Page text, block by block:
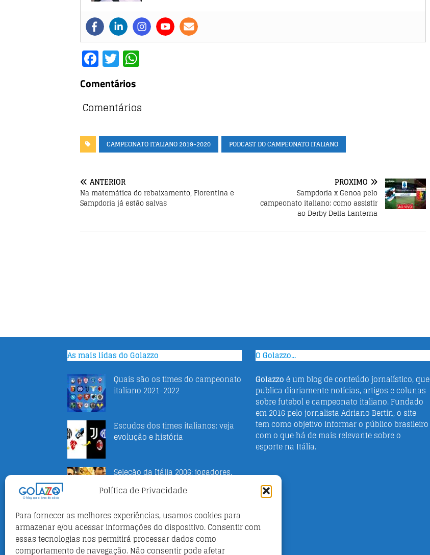
Política de Privacidade
Para fornecer as melhores experiências, usamos cookies para
armazenar e/ou acessar informações do dispositivo. Consentir com
essas tecnologias nos permitirá processar dados como
comportamento de navegação. Não consentir pode afetar
F
a
c
e
o
o
k
T
w
it
tes
p
p
Comentários
Comentários
CAMPEONATO ITALIANO 2019-2020 PODCAST DO CAMPEONATO ITALIANO
ANTERIOR
Na matemática do rebaixamento, Fiorentina e
Sampdoria já estão salvas
PRÓXIMO
Sampdoria x Genoa pelo
campeonato italiano: como assistir
ao Derby Della Lanterna
As mais lidas do Golazzo
Quais são os times do campeonato
italiano 2021-2022
Escudos dos times italianos: veja
evolução e história
Seleção da Itália 2006: jogadores,
Campeonato italiano faz 1 minuto
de silêncio por desabamento de
obra em Florença
O Golazzo...
Golazzo é um blog de conteúdo jornalístico, que
publica diariamente notícias, artigos e colunas
sobre futebol e campeonato italiano. Fundado
em 2016 pelo jornalista Adriano Bertin, o site
tem como objetivo informar o público brasileiro
com o que há de mais relevante sobre o
esporte na Itália.